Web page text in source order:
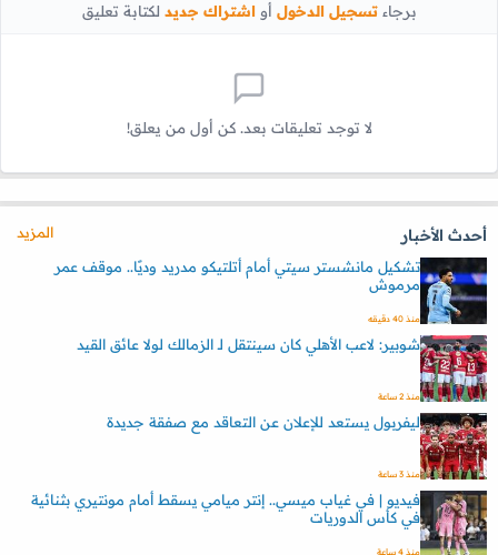
برجاءتسجيل الدخول أواشتراك جديد لكتابة تعليق
لا توجد تعليقات بعد. كن أول من يعلق!
أحدث الأخبار
المزيد
تشكيل مانشستر سيتي أمام أتلتيكو مدريد وديًا.. موقف عمر
مرموش
منذ 40 دقيقه
شوبير: لاعب الأهلي كان سينتقل لـ الزمالك لولا عائق القيد
منذ 2 ساعة
ليفربول يستعد للإعلان عن التعاقد مع صفقة جديدة
منذ 3 ساعة
فيديو | في غياب ميسي.. إنتر ميامي يسقط أمام مونتيري بثنائية
في كأس الدوريات
منذ 4 ساعة